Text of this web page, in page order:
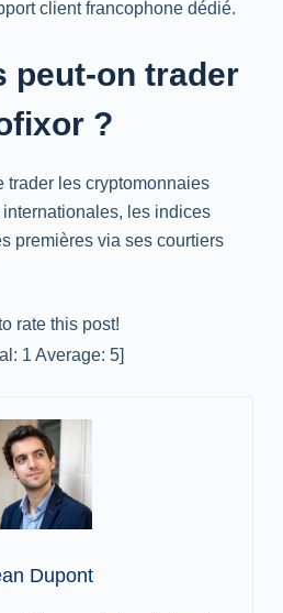
client francophone dédié.
peut-on trader
?
traderles cryptomonnaies
les indices
premières via ses courtiers
rate this post!
1 Average:5]
Dupont